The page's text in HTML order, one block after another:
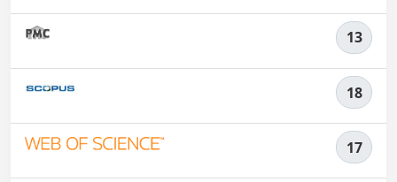
13
18
17